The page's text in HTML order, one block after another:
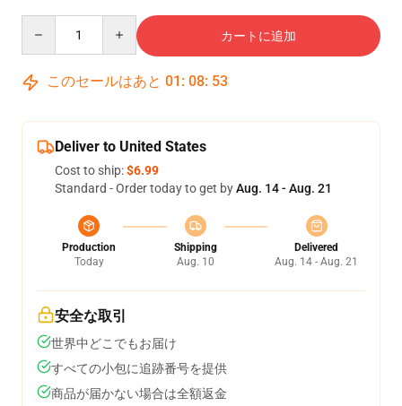
カートに追加
このセールはあと 01 : 08: 52
Deliver to United States
Cost to ship:$6.99
Standard - Order today to get byAug. 14 - Aug. 21
Production
Today
Shipping
Aug. 10
Delivered
Aug. 14 - Aug. 21
安全な取引
世界中どこでもお届け
すべての小包に追跡番号を提供
商品が届かない場合は全額返金